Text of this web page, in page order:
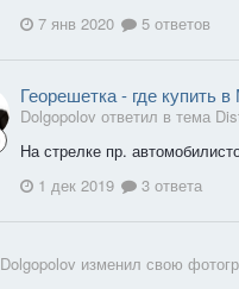
7 янв 2020
5 ответов
Георешетка - где купить
Dolgopolov ответил в тема
На стрелке пр.
1 дек 2019
3 ответа
Dolgopolov изменил свою